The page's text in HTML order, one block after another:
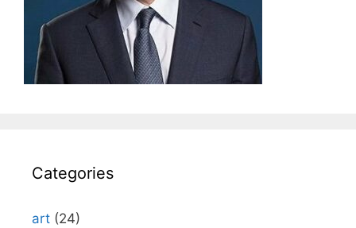
Categories
art (24)